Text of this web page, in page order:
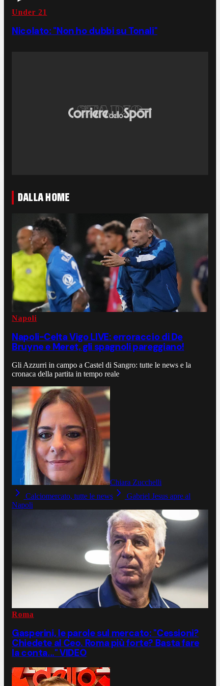
Under 21
Nicolato: "Non ho dubbi su Tonali"
DALLA HOME
Napoli
Napoli-Celta Vigo LIVE: erroraccio di De
Bruyne e Meret, gli spagnoli pareggiano!
Gli Azzurri in campo a Castel di Sangro: tutte le news e la
cronaca della partita in tempo reale
Chiara Zucchelli
Calciomercato, tutte le news
Gabriel Jesus apre al
Napoli
Roma
Gasperini, le parole sul mercato: "Cessioni?
Chiedete al Ceo. Roma più forte? Basta fare
la conta..." VIDEO